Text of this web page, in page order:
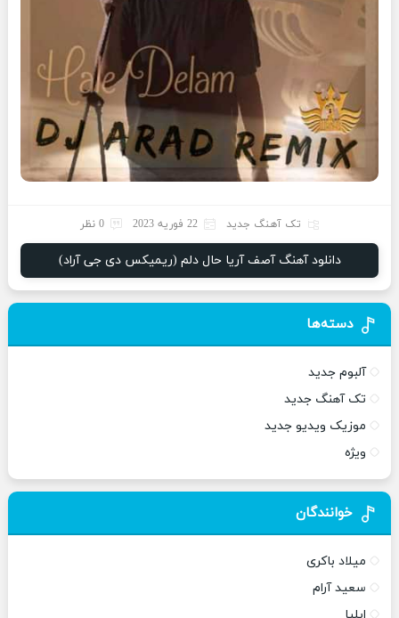
تک آهنگ جدید 22 فوریه 2023 0 نظر
دانلود آهنگ آصف آریا حال دلم (ریمیکس دی جی آراد)
دسته‌ها
آلبوم جدید
تک آهنگ جدید
موزیک ویدیو جدید
ویژه
خوانندگان
میلاد باکری
سعید آرام